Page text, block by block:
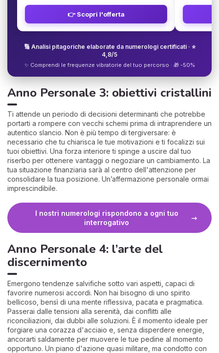
👉 Scopri l'offerta
🔢 Analisi pitagoriche elaborate da numerologi certificati · ⭐
4,8/5
✨ Comprendi le frequenze vibratorie del tuo percorso · 🎁 -50%
Anno Personale 3: obiettivi cristallini
Ti attende un periodo di decisioni determinanti che potrebbe
portarti a rompere con vecchi schemi prima di intraprendere un
autentico slancio. Non è più tempo di tergiversare: è
necessario che tu chiarisca le tue motivazioni e ti focalizzi sui
tuoi obiettivi. Una forza interiore ti spinge a uscire dal tuo
riserbo per ottenere vantaggi o negoziare un cambiamento. La
tua situazione finanziaria sarà al centro dell'attenzione per
consolidare la tua posizione. Un’affermazione personale ormai
imprescindibile.
I nostri numerologi rispondono a ogni tuo
interrogativo
Anno Personale 4: l’arte del
discernimento
Emergono tendenze salvifiche sotto vari aspetti, capaci di
favorire numerosi accordi. Non hai bisogno di uno spirito
bellicoso, bensì di una mente riflessiva, pacata e pragmatica.
Passerai dalle tensioni alla serenità, dai conflitti alle
riconciliazioni, dai dubbi alle soluzioni. È il momento ideale per
forgiare una corazza d'acciaio e, senza disperdere energie,
ancorarti saldamente per muovere le tue pedine al momento
opportuno. Un piano d'azione quasi militare, ma condotto con